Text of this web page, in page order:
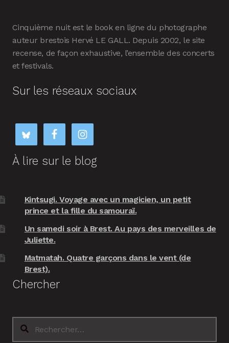
Cinquième nuit est le book en ligne du photographe
auteur brestois Hervé LE GALL. Depuis 2002, le site
recense, de façon exhaustive, l’ensemble des concerts
et festivals.
Sur les réseaux sociaux
À lire sur le blog
Kintsugi. Voyage avec un magicien, un petit
prince et la fille du samouraï.
Un samedi soir à Brest. Au pays des merveilles de
Juliette.
Matmatah. Quatre garçons dans le vent (de
Brest).
Chercher
Rechercher :